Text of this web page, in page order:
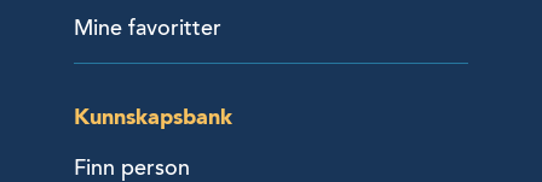
Mine favoritter
Kunnskapsbank
Finn person